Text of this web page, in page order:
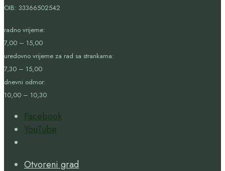
OIB: 33366502542
radno vrijeme:
7,00 – 15,00
uredovno vrijeme za rad sa strankama:
7,30 – 15,00
dnevni odmor:
10,00 – 10,30
Facebook
YouTube
Window
Otvoreni grad